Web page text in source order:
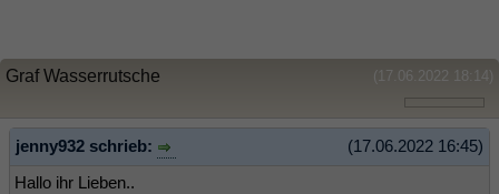
(17.06.2022 18:14)
Graf Wasserrutsche
(17.06.2022 16:45)
jenny932 schrieb:
Hallo ihr Lieben..